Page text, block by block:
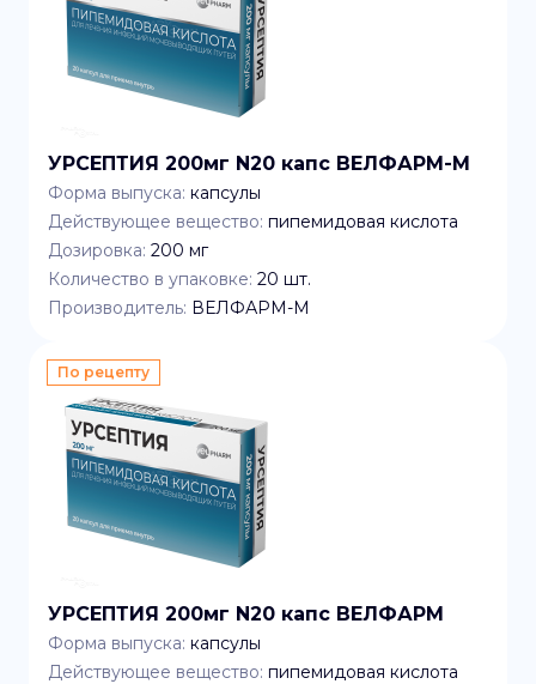
УРСЕПТИЯ 200мг N20 капс ВЕЛФАРМ-М
Форма выпуска: капсулы
Действующее вещество: пипемидовая кислота
Дозировка: 200 мг
Количество в упаковке: 20 шт.
Производитель: ВЕЛФАРМ-М
По рецепту
УРСЕПТИЯ 200мг N20 капс ВЕЛФАРМ
Форма выпуска: капсулы
Действующее вещество: пипемидовая кислота